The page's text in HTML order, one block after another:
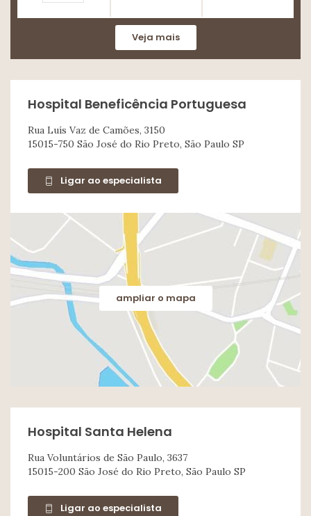
Veja mais
Hospital Beneficência Portuguesa
Rua Luís Vaz de Camões, 3150
15015-750 São José do Rio Preto, São Paulo SP
Ligar ao especialista
ampliar o mapa
Hospital Santa Helena
Rua Voluntários de São Paulo, 3637
15015-200 São José do Rio Preto, São Paulo SP
Ligar ao especialista